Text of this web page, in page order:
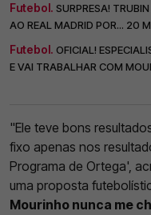
Futebol. SURPRESA!
AO REAL MADRID POR... 20
Futebol. OFICIAL!
E VAI TRABALHAR COM
"Ele teve bons
fixo apenas nos
Programa de Ortega',
uma proposta
Mourinho nunca me